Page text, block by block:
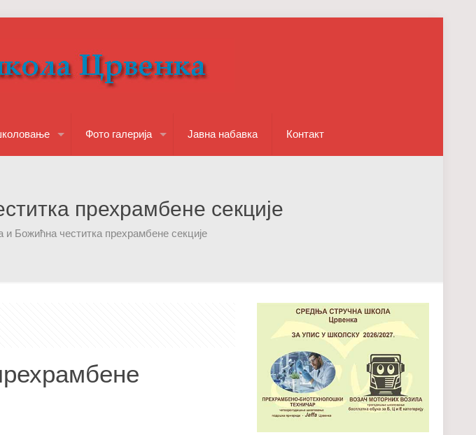
Фото галерија Јавна набавка Контакт
прехрамбене секције
Божићна честитка прехрамбене секције